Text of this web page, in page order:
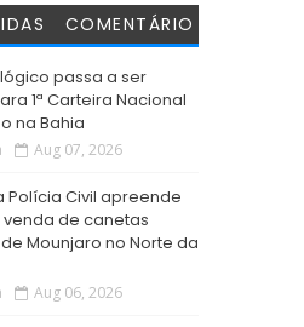
COMENTÁRIO
passa a ser
1ª Carteira Nacional
na Bahia
Aug 07, 2026
Civil apreende
venda de canetas
Mounjaro no Norte da
Aug 06, 2026